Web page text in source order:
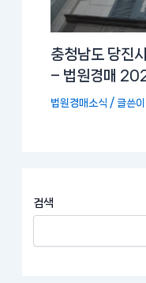
검색
충청남도 당진
– 법원경매
법원경매소식 / 글쓴